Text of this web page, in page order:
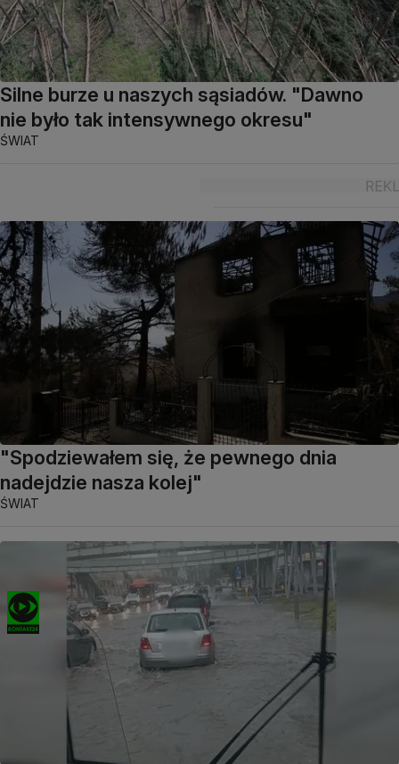
Silne burze u naszych sąsiadów. "Dawno
nie było tak intensywnego okresu"
ŚWIAT
"Spodziewałem się, że pewnego dnia
nadejdzie nasza kolej"
ŚWIAT